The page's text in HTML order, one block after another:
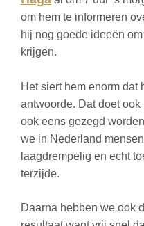
om hem te informeren
hij nog goede ideeën
krijgen.
Het siert hem enorm dat
antwoorde. Dat doet
ook eens gezegd
we in Nederland
laagdrempelig en echt
terzijde.
Daarna hebben we ook